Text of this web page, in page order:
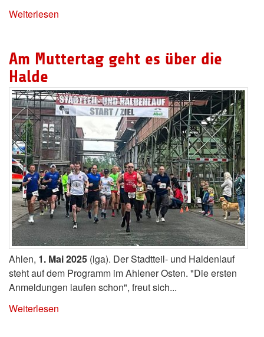
Weiterlesen
Am Muttertag geht es über die
Halde
Ahlen, 1. Mai 2025 (lga). Der Stadtteil- und Haldenlauf
steht auf dem Programm im Ahlener Osten. "Die ersten
Anmeldungen laufen schon", freut sich...
Weiterlesen